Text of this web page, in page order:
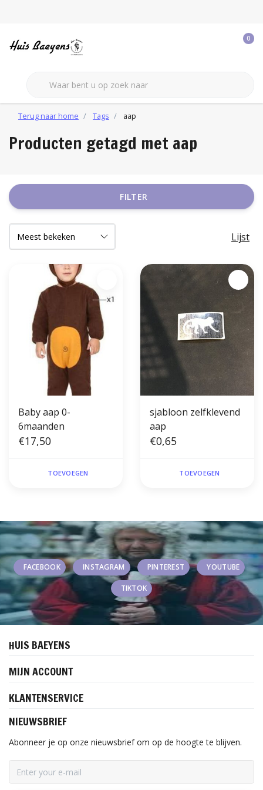
0
Terug naar home Tags aap
Producten getagd met aap
FILTER
Lijst
Baby aap 0-
6maanden
€17,50
TOEVOEGEN
sjabloon zelfklevend
aap
€0,65
TOEVOEGEN
FACEBOOK INSTAGRAM PINTEREST YOUTUBE
TIKTOK
HUIS BAEYENS
MIJN ACCOUNT
KLANTENSERVICE
NIEUWSBRIEF
Abonneer je op onze nieuwsbrief om op de hoogte te blijven.